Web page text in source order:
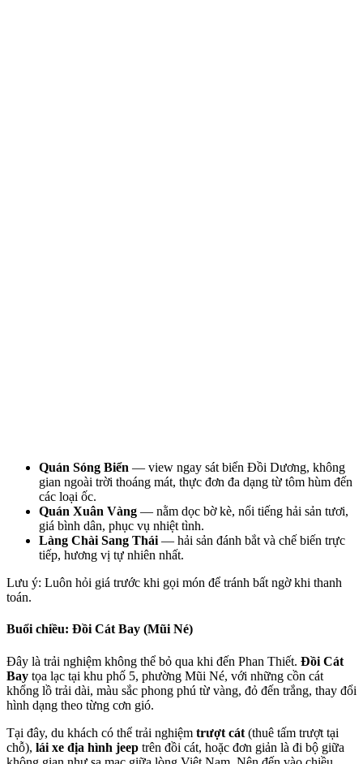
Quán Sóng Biển — view ngay sát biển Đồi Dương, không
gian ngoài trời thoáng mát, thực đơn đa dạng từ tôm hùm đến
các loại ốc.
Quán Xuân Vàng — nằm dọc bờ kè, nổi tiếng hải sản tươi,
giá bình dân, phục vụ nhiệt tình.
Làng Chài Sang Thái — hải sản đánh bắt và chế biến trực
tiếp, hương vị tự nhiên nhất.
Lưu ý: Luôn hỏi giá trước khi gọi món để tránh bất ngờ khi thanh
toán.
Buổi chiều: Đồi Cát Bay (Mũi Né)
Đây là trải nghiệm không thể bỏ qua khi đến Phan Thiết. Đồi Cát
Bay tọa lạc tại khu phố 5, phường Mũi Né, với những cồn cát
khổng lồ trải dài, màu sắc phong phú từ vàng, đỏ đến trắng, thay đổi
hình dạng theo từng cơn gió.
Tại đây, du khách có thể trải nghiệm trượt cát (thuê tấm trượt tại
chỗ), lái xe địa hình jeep trên đồi cát, hoặc đơn giản là đi bộ giữa